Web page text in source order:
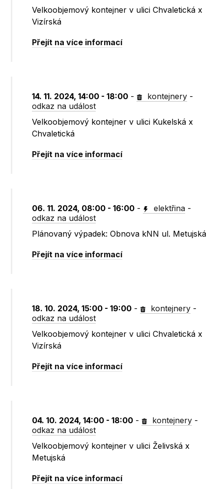
Velkoobjemový kontejner v ulici Chvaletická x
Vizírská
Přejít na více informací
14. 11. 2024, 14:00 - 18:00 - kontejnery -
odkaz na událost
Velkoobjemový kontejner v ulici Kukelská x
Chvaletická
Přejít na více informací
06. 11. 2024, 08:00 - 16:00 - elektřina -
odkaz na událost
Plánovaný výpadek: Obnova kNN ul. Metujská
Přejít na více informací
18. 10. 2024, 15:00 - 19:00 - kontejnery -
odkaz na událost
Velkoobjemový kontejner v ulici Chvaletická x
Vizírská
Přejít na více informací
04. 10. 2024, 14:00 - 18:00 - kontejnery -
odkaz na událost
Velkoobjemový kontejner v ulici Želivská x
Metujská
Přejít na více informací